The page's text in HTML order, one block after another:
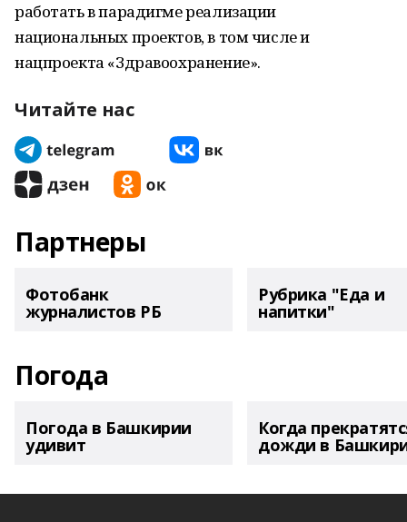
работать в парадигме реализации
национальных проектов, в том числе и
нацпроекта «Здравоохранение».
Читайте нас
Партнеры
Фотобанк
журналистов РБ
Рубрика "Еда и
напитки"
Погода
Погода в Башкирии
удивит
Когда
дожди в